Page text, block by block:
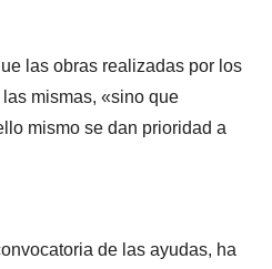
las obras realizadas por los
mismas, «sino que
mismo se dan prioridad a
de las ayudas, ha